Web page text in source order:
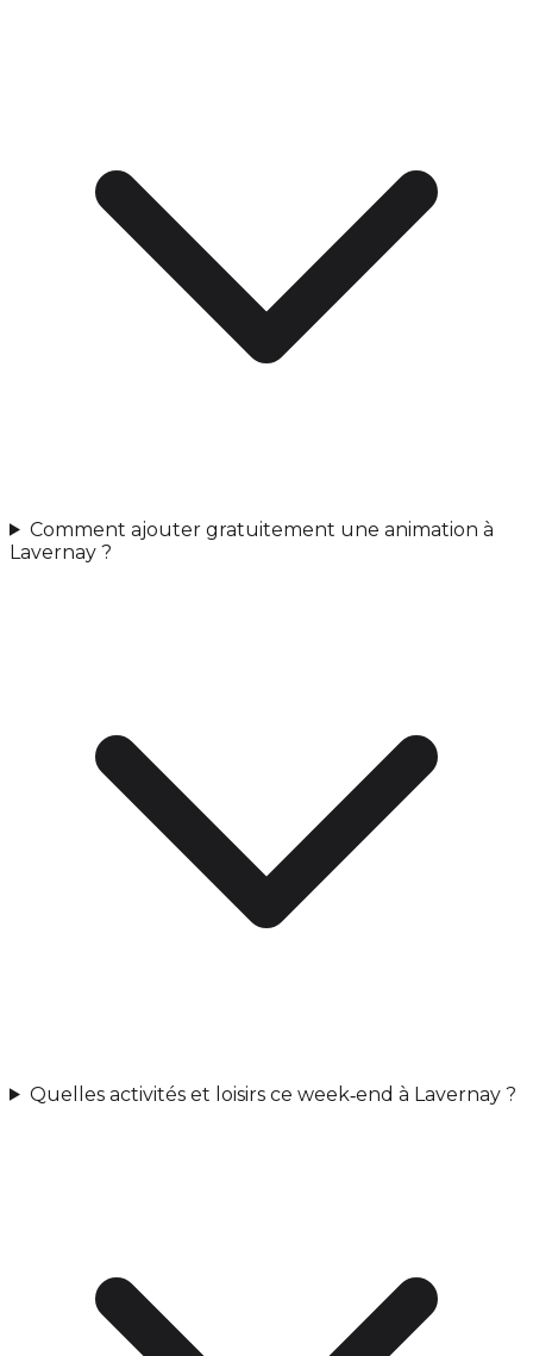
Comment ajouter gratuitement une animation à
Lavernay ?
Quelles activités et loisirs ce week‑end à Lavernay ?